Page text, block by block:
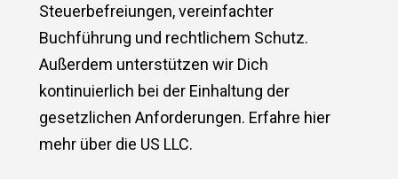
Steuerbefreiungen, vereinfachter
Buchführung und rechtlichem Schutz.
Außerdem unterstützen wir Dich
kontinuierlich bei der Einhaltung der
gesetzlichen Anforderungen. Erfahre hier
mehr über die US LLC.